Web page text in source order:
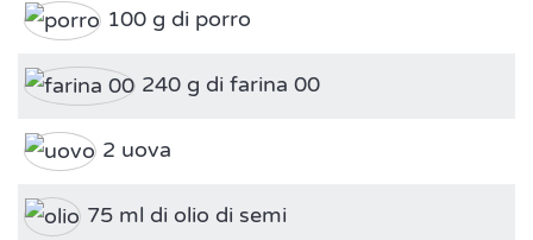
100 g di porro
240 g di farina 00
2 uova
75 ml di olio di semi